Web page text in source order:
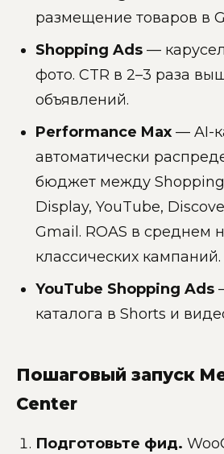
размещение товаров в
Shopping Ads —
фото. CTR в 2–3 раза
объявлений.
Performance Max — AI-
автоматически
бюджет между
Display, YouTube,
Gmail. ROAS в среднем
классических кампаний.
YouTube Shopping Ads
каталога в Shorts и
Пошаговый запуск
Center
Подготовьте фид.